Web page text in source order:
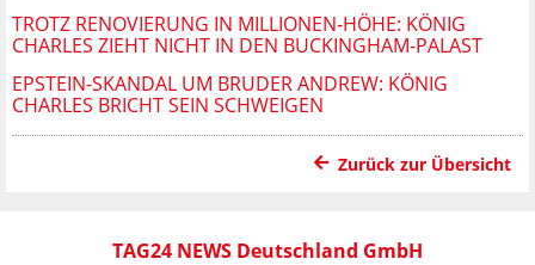
TROTZ RENOVIERUNG IN MILLIONEN-HÖHE: KÖNIG
CHARLES ZIEHT NICHT IN DEN BUCKINGHAM-PALAST
EPSTEIN-SKANDAL UM BRUDER ANDREW: KÖNIG
CHARLES BRICHT SEIN SCHWEIGEN
Zurück zur Übersicht
TAG24 NEWS Deutschland GmbH